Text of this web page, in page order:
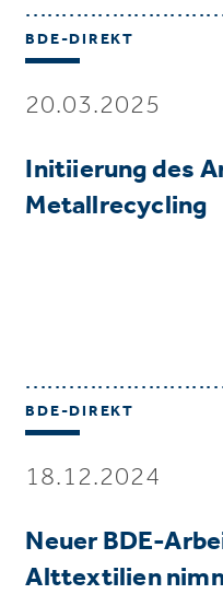
BDE-DIREKT
20.03.2025
Initiierung des
Metallrecycling
BDE-DIREKT
18.12.2024
Neuer BDE-
Alttextilien